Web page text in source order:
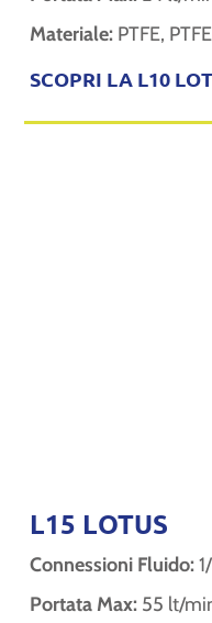
Materiale: PTFE,
SCOPRI LA L10
L15 LOTUS
Connessioni Fluido:
Portata Max: 55 lt/